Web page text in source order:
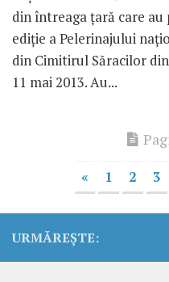
din întreaga ţară care
ediţie a Pelerinajului
din Cimitirul Săracilor
11 mai 2013. Au...
« 1 2 3
URMĂREȘTE: